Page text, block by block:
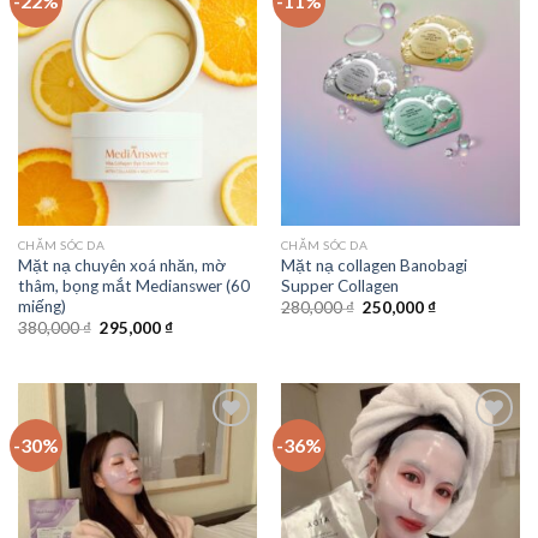
Wishlist
CHĂM SÓC DA
Mặt nạ chuyên xoá nhăn, mờ
thâm, bọng mắt Medianswer (60
miếng)
380,000₫ 295,000₫
Wishlist
CHĂM SÓC DA
Mặt nạ collagen Banobagi
Supper Collagen
280,000₫ 250,000₫
-30%
Add to
Wishlist
-36%
Add to
Wishlist